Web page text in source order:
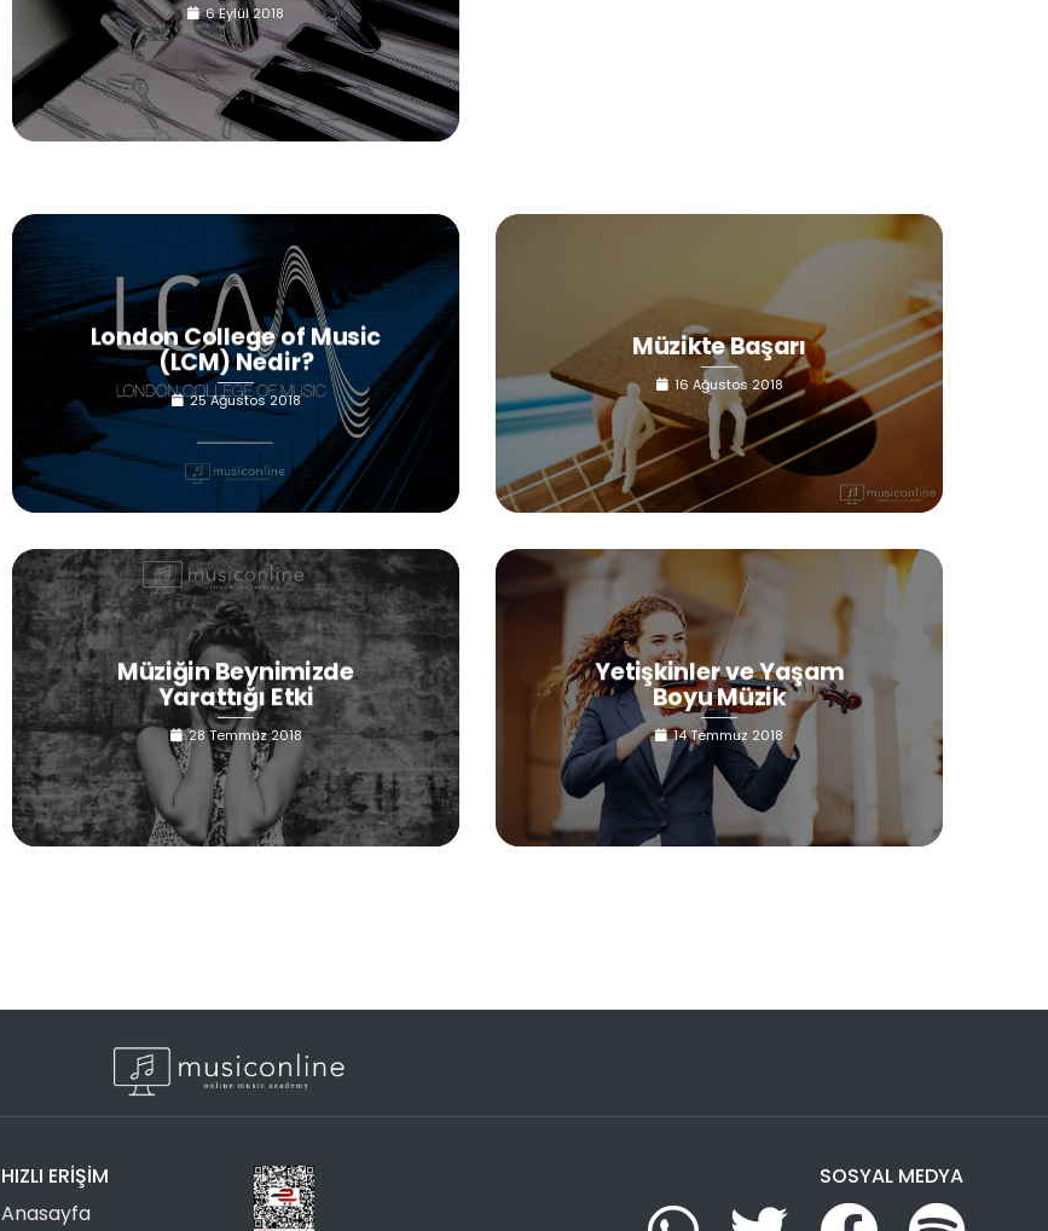
6 Eylül 2018
London College of Music
(LCM) Nedir?
25 Ağustos 2018
Müzikte Başarı
16 Ağustos 2018
Müziğin Beynimizde
Yarattığı Etki
28 Temmuz 2018
Yetişkinler ve Yaşam
Boyu Müzik
14 Temmuz 2018
HIZLI ERIŞIM
Anasayfa
SOSYAL MEDYA